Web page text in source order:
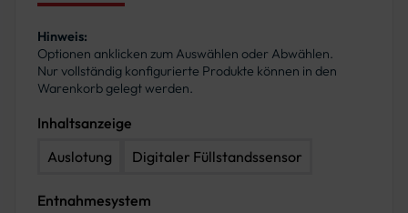
Hinweis:
Optionen anklicken zum Auswählen oder Abwählen.
Nur vollständig konfigurierte Produkte können in den
Warenkorb gelegt werden.
Inhaltsanzeige
Auslotung
Digitaler Füllstandssensor
Entnahmesystem